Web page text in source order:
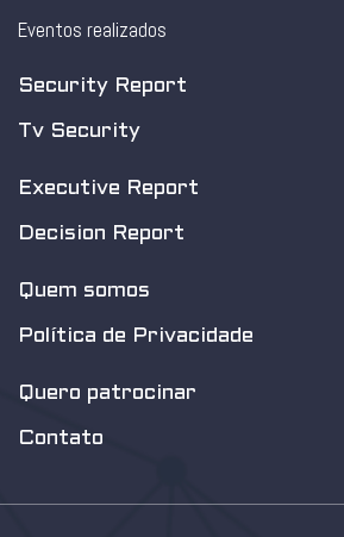
Eventos realizados
Security Report
Tv Security
Executive Report
Decision Report
Quem somos
Política de Privacidade
Quero patrocinar
Contato